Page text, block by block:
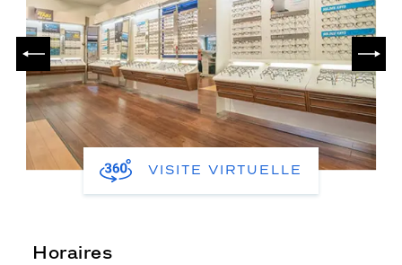
PRÉCÉDENT
VISITE VIRTUELLE
Horaires